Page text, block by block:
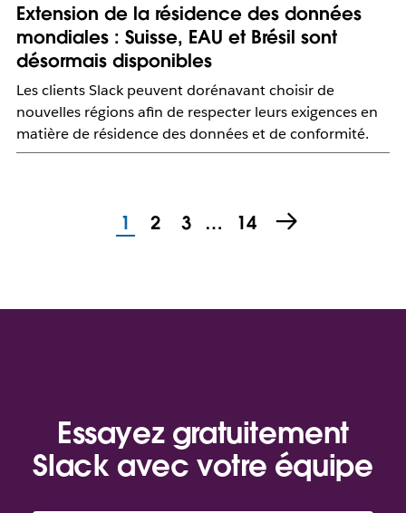
Extension de la résidence des données
mondiales : Suisse, EAU et Brésil sont
désormais disponibles
Les clients Slack peuvent dorénavant choisir de
nouvelles régions afin de respecter leurs exigences en
matière de résidence des données et de conformité.
1 2 3 … 14
Essayez gratuitement
Slack avec votre équipe